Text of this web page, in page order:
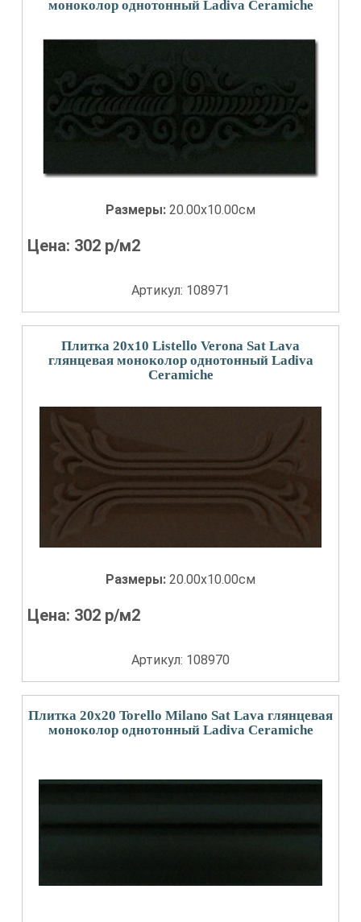
моноколор однотонный Ladiva Сeramiche
Размеры: 20.00x10.00см
Цена: 302 р/м2
Артикул: 108971
Плитка 20x10 Listello Verona Sat Lava
глянцевая моноколор однотонный Ladiva
Сeramiche
Размеры: 20.00x10.00см
Цена: 302 р/м2
Артикул: 108970
Плитка 20x20 Torello Milano Sat Lava глянцевая
моноколор однотонный Ladiva Сeramiche